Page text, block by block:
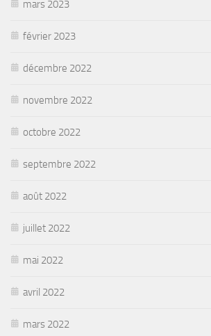
mars 2023
février 2023
décembre 2022
novembre 2022
octobre 2022
septembre 2022
août 2022
juillet 2022
mai 2022
avril 2022
mars 2022